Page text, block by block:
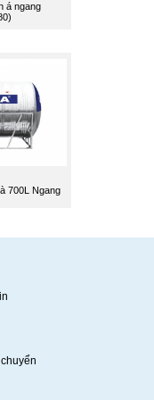
á ngang
700L Ngang